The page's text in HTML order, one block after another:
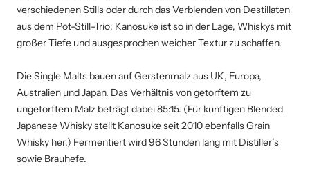
verschiedenen Stills oder durch das Verblenden von Destillaten
aus dem Pot-Still-Trio: Kanosuke ist so in der Lage, Whiskys mit
großer Tiefe und ausgesprochen weicher Textur zu schaffen.
Die Single Malts bauen auf Gerstenmalz aus UK, Europa,
Australien und Japan. Das Verhältnis von getorftem zu
ungetorftem Malz beträgt dabei 85:15. (Für künftigen Blended
Japanese Whisky stellt Kanosuke seit 2010 ebenfalls Grain
Whisky her.) Fermentiert wird 96 Stunden lang mit Distiller’s
sowie Brauhefe.